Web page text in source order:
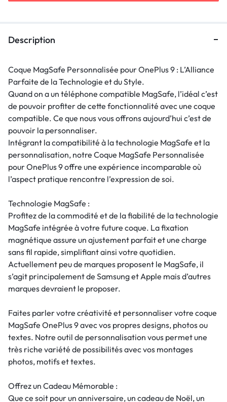
Description
Coque MagSafe Personnalisée pour OnePlus 9 : L’Alliance
Parfaite de la Technologie et du Style.
Quand on a un téléphone compatible MagSafe, l’idéal c’est
de pouvoir profiter de cette fonctionnalité avec une coque
compatible. Ce que nous vous offrons aujourd’hui c’est de
pouvoir la personnaliser.
Intégrant la compatibilité à la technologie MagSafe et la
personnalisation, notre Coque MagSafe Personnalisée
pour OnePlus 9 offre une expérience incomparable où
l’aspect pratique rencontre l’expression de soi.
Technologie MagSafe :
Profitez de la commodité et de la fiabilité de la technologie
MagSafe intégrée à votre future coque. La fixation
magnétique assure un ajustement parfait et une charge
sans fil rapide, simplifiant ainsi votre quotidien.
Actuellement peu de marques proposent le MagSafe, il
s’agit principalement de Samsung et Apple mais d’autres
marques devraient le proposer.
Faites parler votre créativité et personnaliser votre coque
MagSafe OnePlus 9 avec vos propres designs, photos ou
textes. Notre outil de personnalisation vous permet une
très riche variété de possibilités avec vos montages
photos, motifs et textes.
Offrez un Cadeau Mémorable :
Que ce soit pour un anniversaire, un cadeau de Noël, un